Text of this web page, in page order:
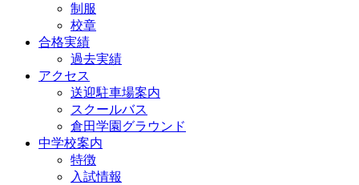
制服
校章
合格実績
過去実績
アクセス
送迎駐車場案内
スクールバス
倉田学園グラウンド
中学校案内
特徴
入試情報